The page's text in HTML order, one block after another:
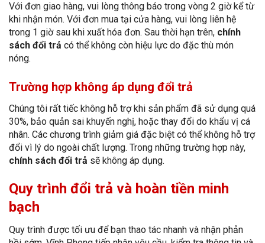
Với đơn giao hàng, vui lòng thông báo trong vòng 2 giờ kể từ
khi nhận món. Với đơn mua tại cửa hàng, vui lòng liên hệ
trong 1 giờ sau khi xuất hóa đơn. Sau thời hạn trên, chính
sách đổi trả có thể không còn hiệu lực do đặc thù món
nóng.
Trường hợp không áp dụng đổi trả
Chúng tôi rất tiếc không hỗ trợ khi sản phẩm đã sử dụng quá
30%, bảo quản sai khuyến nghị, hoặc thay đổi do khẩu vị cá
nhân. Các chương trình giảm giá đặc biệt có thể không hỗ trợ
đổi vì lý do ngoài chất lượng. Trong những trường hợp này,
chính sách đổi trả sẽ không áp dụng.
Quy trình đổi trả và hoàn tiền minh
bạch
Quy trình được tối ưu để bạn thao tác nhanh và nhận phản